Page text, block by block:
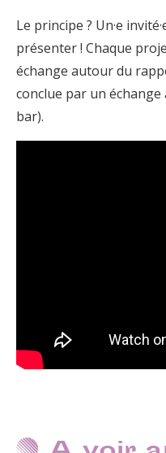
Le principe ? Un·e
présenter ! Chaque
échange autour du
conclue par un
bar).